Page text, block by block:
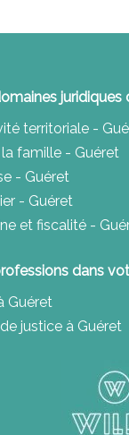
juridiques
territoriale -
famille - Guéret
- Guéret
- Guéret
et fiscalité -
dans
Guéret
justice à Guéret